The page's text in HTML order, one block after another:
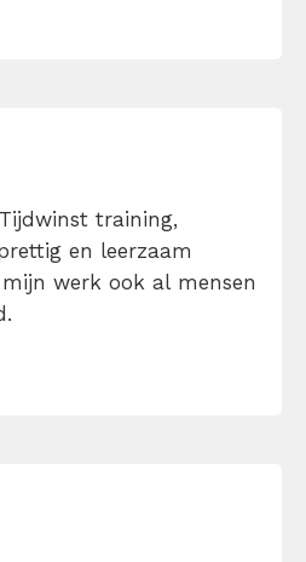
training,
en leerzaam
werk ook al mensen